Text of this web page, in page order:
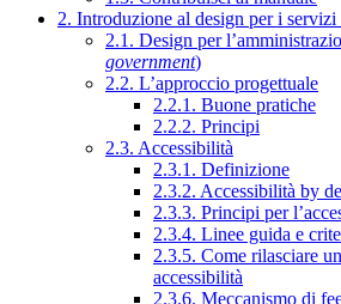
2. Introduzione al design per i
2.1. Design per
government)
2.2. L’approccio progettuale
2.2.1. Buone pratiche
2.2.2. Principi
2.3. Accessibilità
2.3.1. Definizione
2.3.2. Accessibilità by
2.3.3. Principi per
2.3.4. Linee guida e
2.3.5. Come rilasciare
accessibilità
2.3.6. Meccanismo di